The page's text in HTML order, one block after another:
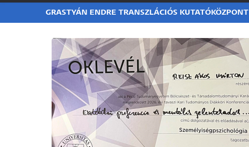
GRASTYÁN ENDRE TRANSZLÁCIÓS KUTATÓKÖZPONT